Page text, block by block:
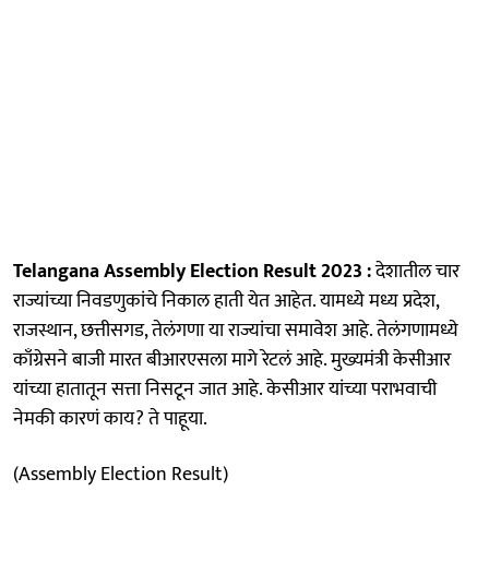
Telangana Assembly Election Result 2023 :देशातील चार
राज्यांच्या निवडणुकांचे निकाल हाती येत आहेत. यामध्ये मध्य प्रदेश,
राजस्थान, छत्तीसगड, तेलंगणा या राज्यांचा समावेश आहे. तेलंगणामध्ये
काँग्रेसने बाजी मारत बीआरएसला मागे रेटलं आहे. मुख्यमंत्री केसीआर
यांच्या हातातून सत्ता निसटून जात आहे. केसीआर यांच्या पराभवाची
नेमकी कारणं काय? ते पाहूया.
(Assembly Election Result)